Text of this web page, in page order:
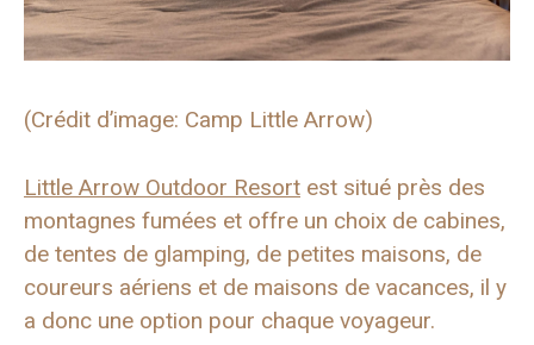
(Crédit d’image: Camp Little Arrow)
Little Arrow Outdoor Resort est situé près des
montagnes fumées et offre un choix de cabines,
de tentes de glamping, de petites maisons, de
coureurs aériens et de maisons de vacances, il y
a donc une option pour chaque voyageur.